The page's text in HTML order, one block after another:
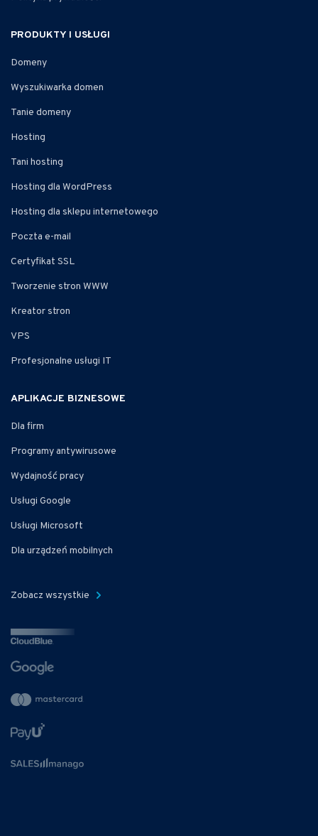
PRODUKTY I USŁUGI
Domeny
Wyszukiwarka domen
Tanie domeny
Hosting
Tani hosting
Hosting dla WordPress
Hosting dla sklepu internetowego
Poczta e-mail
Certyfikat SSL
Tworzenie stron WWW
Kreator stron
VPS
Profesjonalne usługi IT
APLIKACJE BIZNESOWE
Dla firm
Programy antywirusowe
Wydajność pracy
Usługi Google
Usługi Microsoft
Dla urządzeń mobilnych
Zobacz wszystkie